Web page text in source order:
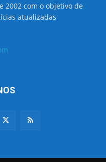
2002 com o objetivo de
atualizadas